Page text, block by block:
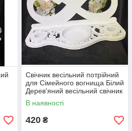
Свічник весільний потрійний
для Сімейного вогнища Білий
Дерев'яний весільний свічник
В наявності
420 ₴